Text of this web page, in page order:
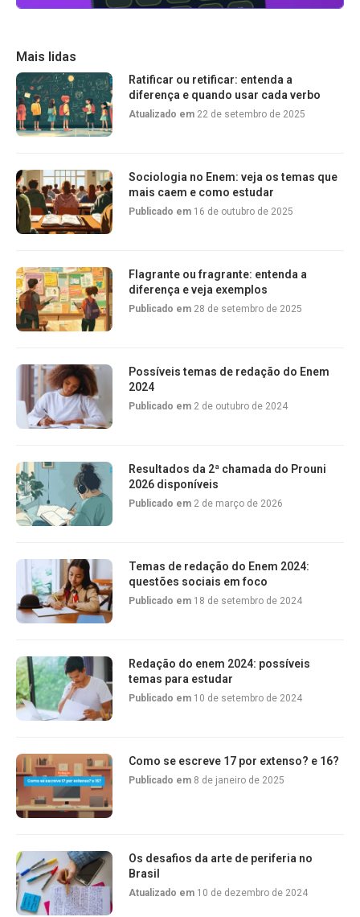
Mais lidas
Ratificar ou retificar: entenda a
diferença e quando usar cada verbo
Atualizado em 22 de setembro de 2025
Sociologia no Enem: veja os temas que
mais caem e como estudar
Publicado em 16 de outubro de 2025
Flagrante ou fragrante: entenda a
diferença e veja exemplos
Publicado em 28 de setembro de 2025
Possíveis temas de redação do Enem
2024
Publicado em 2 de outubro de 2024
Resultados da 2ª chamada do Prouni
2026 disponíveis
Publicado em 2 de março de 2026
Temas de redação do Enem 2024:
questões sociais em foco
Publicado em 18 de setembro de 2024
Redação do enem 2024: possíveis
temas para estudar
Publicado em 10 de setembro de 2024
Como se escreve 17 por extenso? e 16?
Publicado em 8 de janeiro de 2025
Os desafios da arte de periferia no
Brasil
Atualizado em 10 de dezembro de 2024